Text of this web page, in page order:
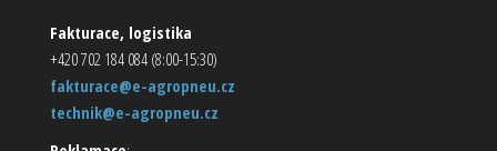
Fakturace, logistika
+420 702 184 084 (8:00-15:30)
fakturace@e-agropneu.cz
technik@e-agropneu.cz